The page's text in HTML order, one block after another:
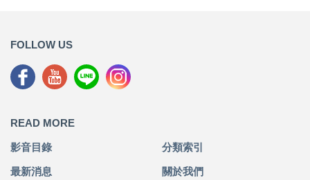
FOLLOW US
READ MORE
影音目錄 分類索引
最新消息 關於我們